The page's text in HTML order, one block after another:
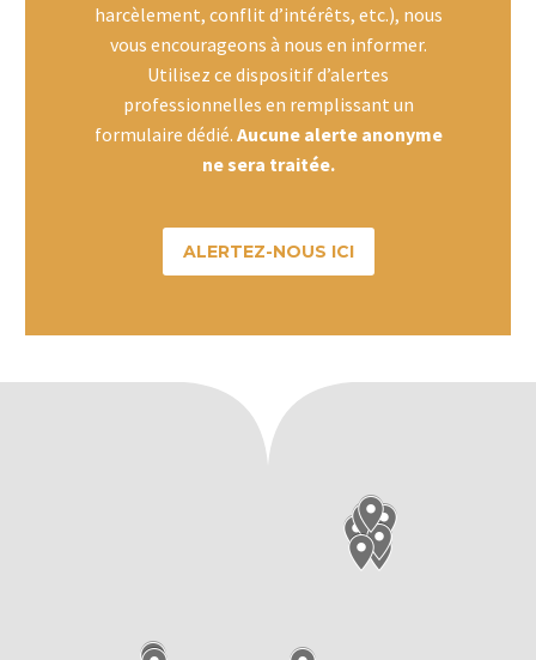
harcèlement, conflit d’intérêts, etc.), nous
vous encourageons à nous en informer.
Utilisez ce dispositif d’alertes
professionnelles en remplissant un
formulaire dédié. Aucune alerte anonyme
ne sera traitée.
ALERTEZ-NOUS ICI